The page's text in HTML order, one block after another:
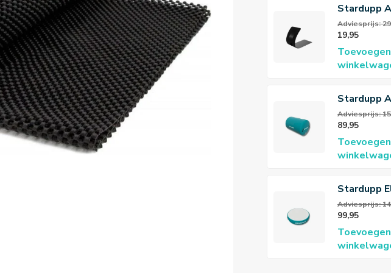
Stardupp
Connector
Adviesprijs:
19,95
Stardupp
120x75 cm
Adviesprijs:
89,95
Stardupp
Pro
Adviesprijs:
99,95